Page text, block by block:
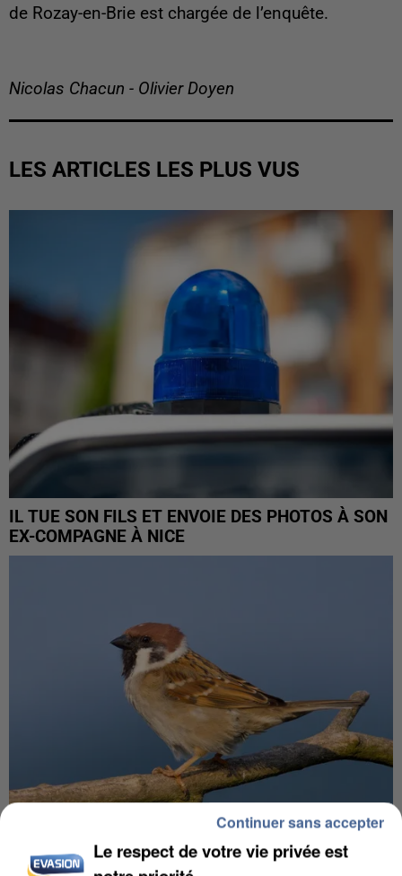
de Rozay-en-Brie est chargée de l’enquête.
Nicolas Chacun - Olivier Doyen
LES ARTICLES LES PLUS VUS
IL TUE SON FILS ET ENVOIE DES PHOTOS À SON
EX-COMPAGNE À NICE
APRÈS TOUTES CES CANICULES, LES REFUGES
Le respect de votre vie privée est
Continuer sans accepter